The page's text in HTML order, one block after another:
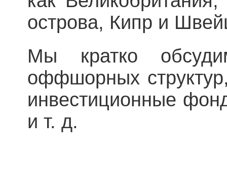
острова, Кипр и
Мы кратко
оффшорных
инвестиционные
и т. д.